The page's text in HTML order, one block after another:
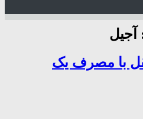
آجیل
با مصرف یک